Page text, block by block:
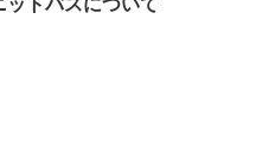
ットバスについて